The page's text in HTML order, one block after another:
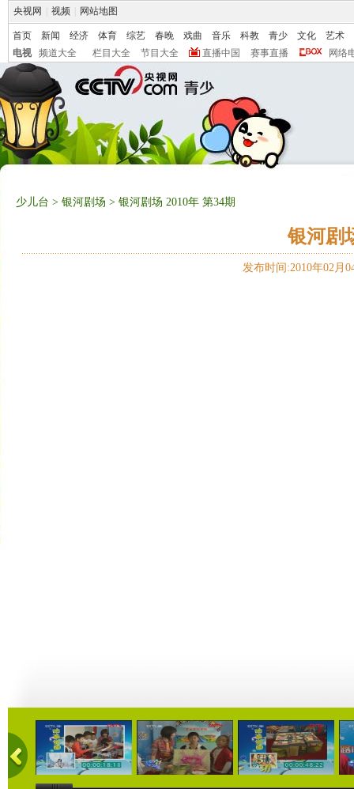
央视网 视频 网站地图
首页 新闻 经济 体育 综艺 春晚 戏曲 音乐 科教 青少 文化
艺术
电视
频道大全 栏目大全 节目大全 直播中国 赛事直播 网络
少儿台 > 银河剧场 > 银河剧场 2010年 第34期
银河剧
发布时间:2010年02月
06:17 04:37 06:26